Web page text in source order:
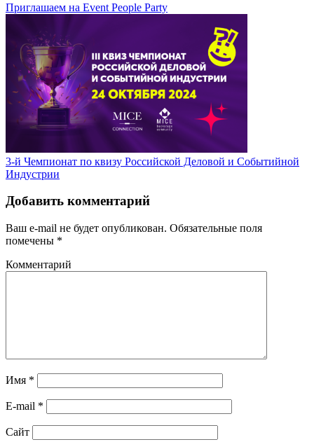
Приглашаем на Event People Party
3-й Чемпионат по квизу Российской Деловой и Событийной
Индустрии
Добавить комментарий
Ваш e-mail не будет опубликован. Обязательные поля
помечены *
Комментарий
Имя *
E-mail *
Сайт